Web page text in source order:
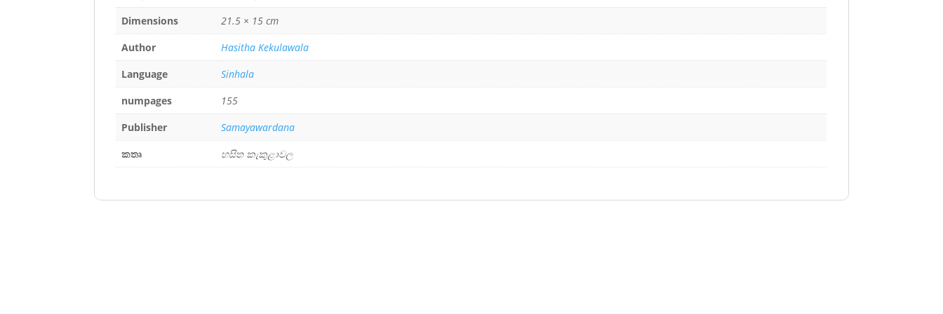
Dimensions
21.5 × 15 cm
Author
Hasitha Kekulawala
Language
Sinhala
numpages
155
Publisher
Samayawardana
කතෘ
හසිත කැකුළාවල